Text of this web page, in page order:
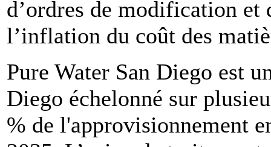
d’ordres de modification et
l’inflation du coût des
Pure Water San Diego est
Diego échelonné sur
% de l'approvisionnement